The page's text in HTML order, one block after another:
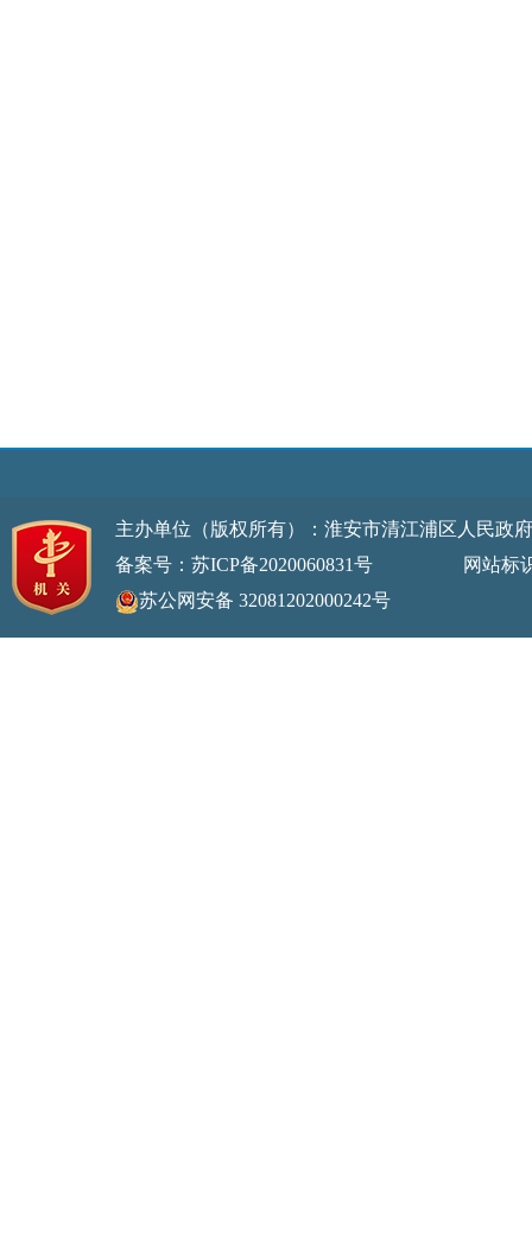
主办单位（版权所有）：淮安市清江浦区人民
备案号：苏ICP备2020060831号
网站标识码
苏公网安备 32081202000242号